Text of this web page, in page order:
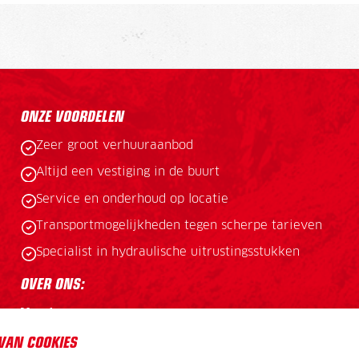
COOKIES
De aanvraag, levering en retour verliepen soepel en
gemiddeld geweest altijd perfect. Als er een machine of
ONZE VOORDELEN
Zeer groot verhuuraanbod
Altijd een vestiging in de buurt
Service en onderhoud op locatie
Transportmogelijkheden tegen scherpe tarieven
Specialist in hydraulische uitrustingsstukken
OVER ONS:
Vestigingen